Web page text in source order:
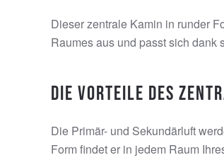
Dieser zentrale Kamin in runder
Raumes aus und passt sich dank
Die Vorteile des
Die Primär- und Sekundärluft
Form findet er in jedem Raum